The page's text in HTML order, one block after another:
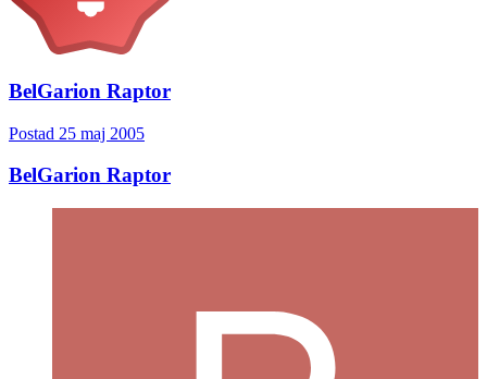
BelGarion Raptor
Postad 25 maj 2005
BelGarion Raptor